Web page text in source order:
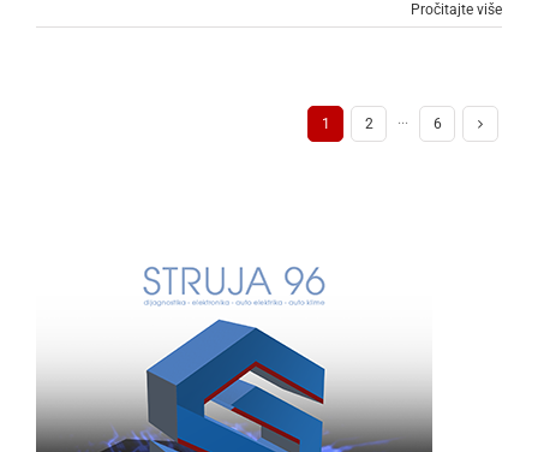
Pročitajte više
1 2 ··· 6